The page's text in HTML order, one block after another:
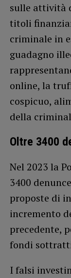
sulle attività
titoli
criminale in
guadagno
online, la
cospicuo,
della
Oltre 3400
Nel 2023 la
3400
proposte di
incremento
precedente,
fondi
I falsi